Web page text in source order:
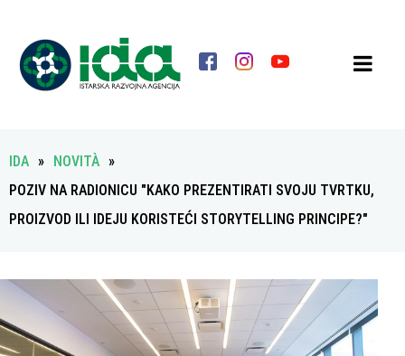
IDA » NOVITÀ »
POZIV NA RADIONICU "KAKO PREZENTIRATI SVOJU TVRTKU,
PROIZVOD ILI IDEJU KORISTEĆI STORYTELLING PRINCIPE?"